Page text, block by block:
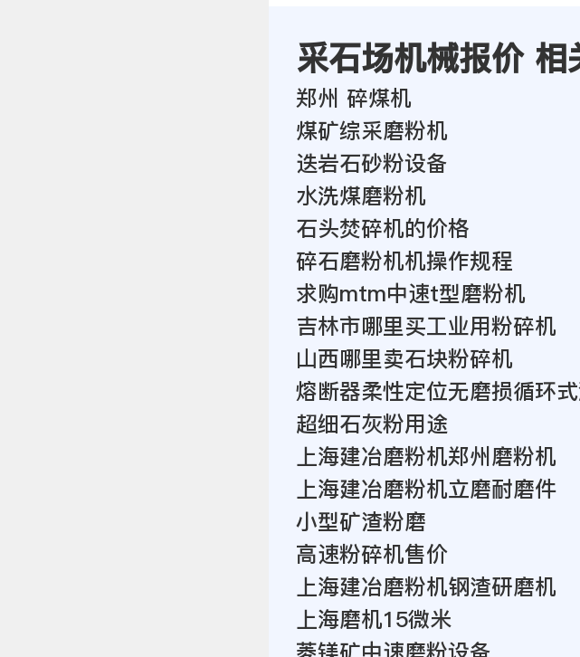
采石场机械报价 相
郑州 碎煤机
煤矿综采磨粉机
迭岩石砂粉设备
水洗煤磨粉机
石头焚碎机的价格
碎石磨粉机机操作规程
求购mtm中速t型磨粉机
吉林市哪里买工业用粉碎机
山西哪里卖石块粉碎机
熔断器柔性定位无磨损循环
超细石灰粉用途
上海建冶磨粉机郑州磨粉机
上海建冶磨粉机立磨耐磨件
小型矿渣粉磨
高速粉碎机售价
上海建冶磨粉机钢渣研磨机
上海磨机15微米